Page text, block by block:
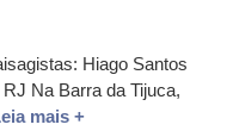
Hiago Santos
Na Barra da Tijuca,
mais +